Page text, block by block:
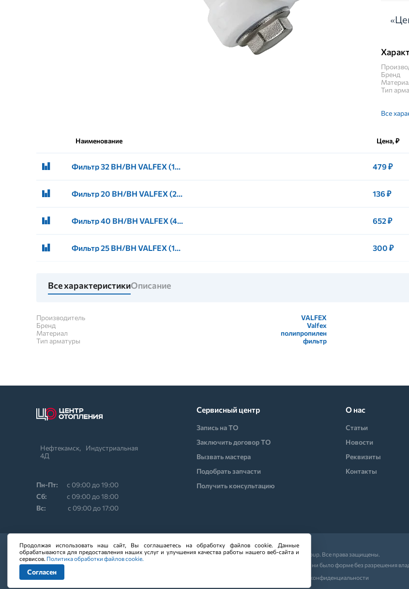
Бренд
Тип
Все
Наименование Цена, ₽
Фильтр 32 ВН/ВН VALFEX (10/20) 479 ₽
Фильтр 20 ВН/ВН VALFEX (20/80) 136 ₽
Фильтр 40 ВН/ВН VALFEX (4/16) 652 ₽
Фильтр 25 ВН/ВН VALFEX (10/40) 300 ₽
Все характеристикиОписание
Производитель
VALFEX
Бренд
Valfex
Материал
полипропилен
Тип арматуры
фильтр
Нефтекамск,⠀Индустриальная
4Д
Пн-Пт:
с 09:00 до 19:00
Cб:
с 09:00 до 18:00
Вс:
с 09:00 до 17:00
Сервисный центр
Запись на ТО
Заключить договор ТО
Вызвать мастера
Подобрать запчасти
Получить консультацию
О нас
Статьи
Новости
Реквизиты
Контакты
© 2026 CO-Group. Все права защищены.
Копирование всех составляющих частей сайта в какой бы то ни было форме без разрешения
Политика конфиденциальности
Продолжая использовать наш сайт, Вы соглашаетесь на обработку файлов cookie. Данные
обрабатываются для предоставления наших услуг и улучшения качества работы нашего веб-сайта и
сервисов. Политика обработки файлов cookie.
Согласен